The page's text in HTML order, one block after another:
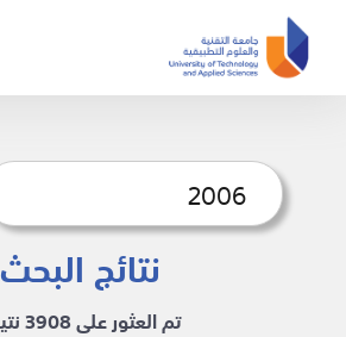
نتائج البحث
تم العثور على 3908 نتيجة